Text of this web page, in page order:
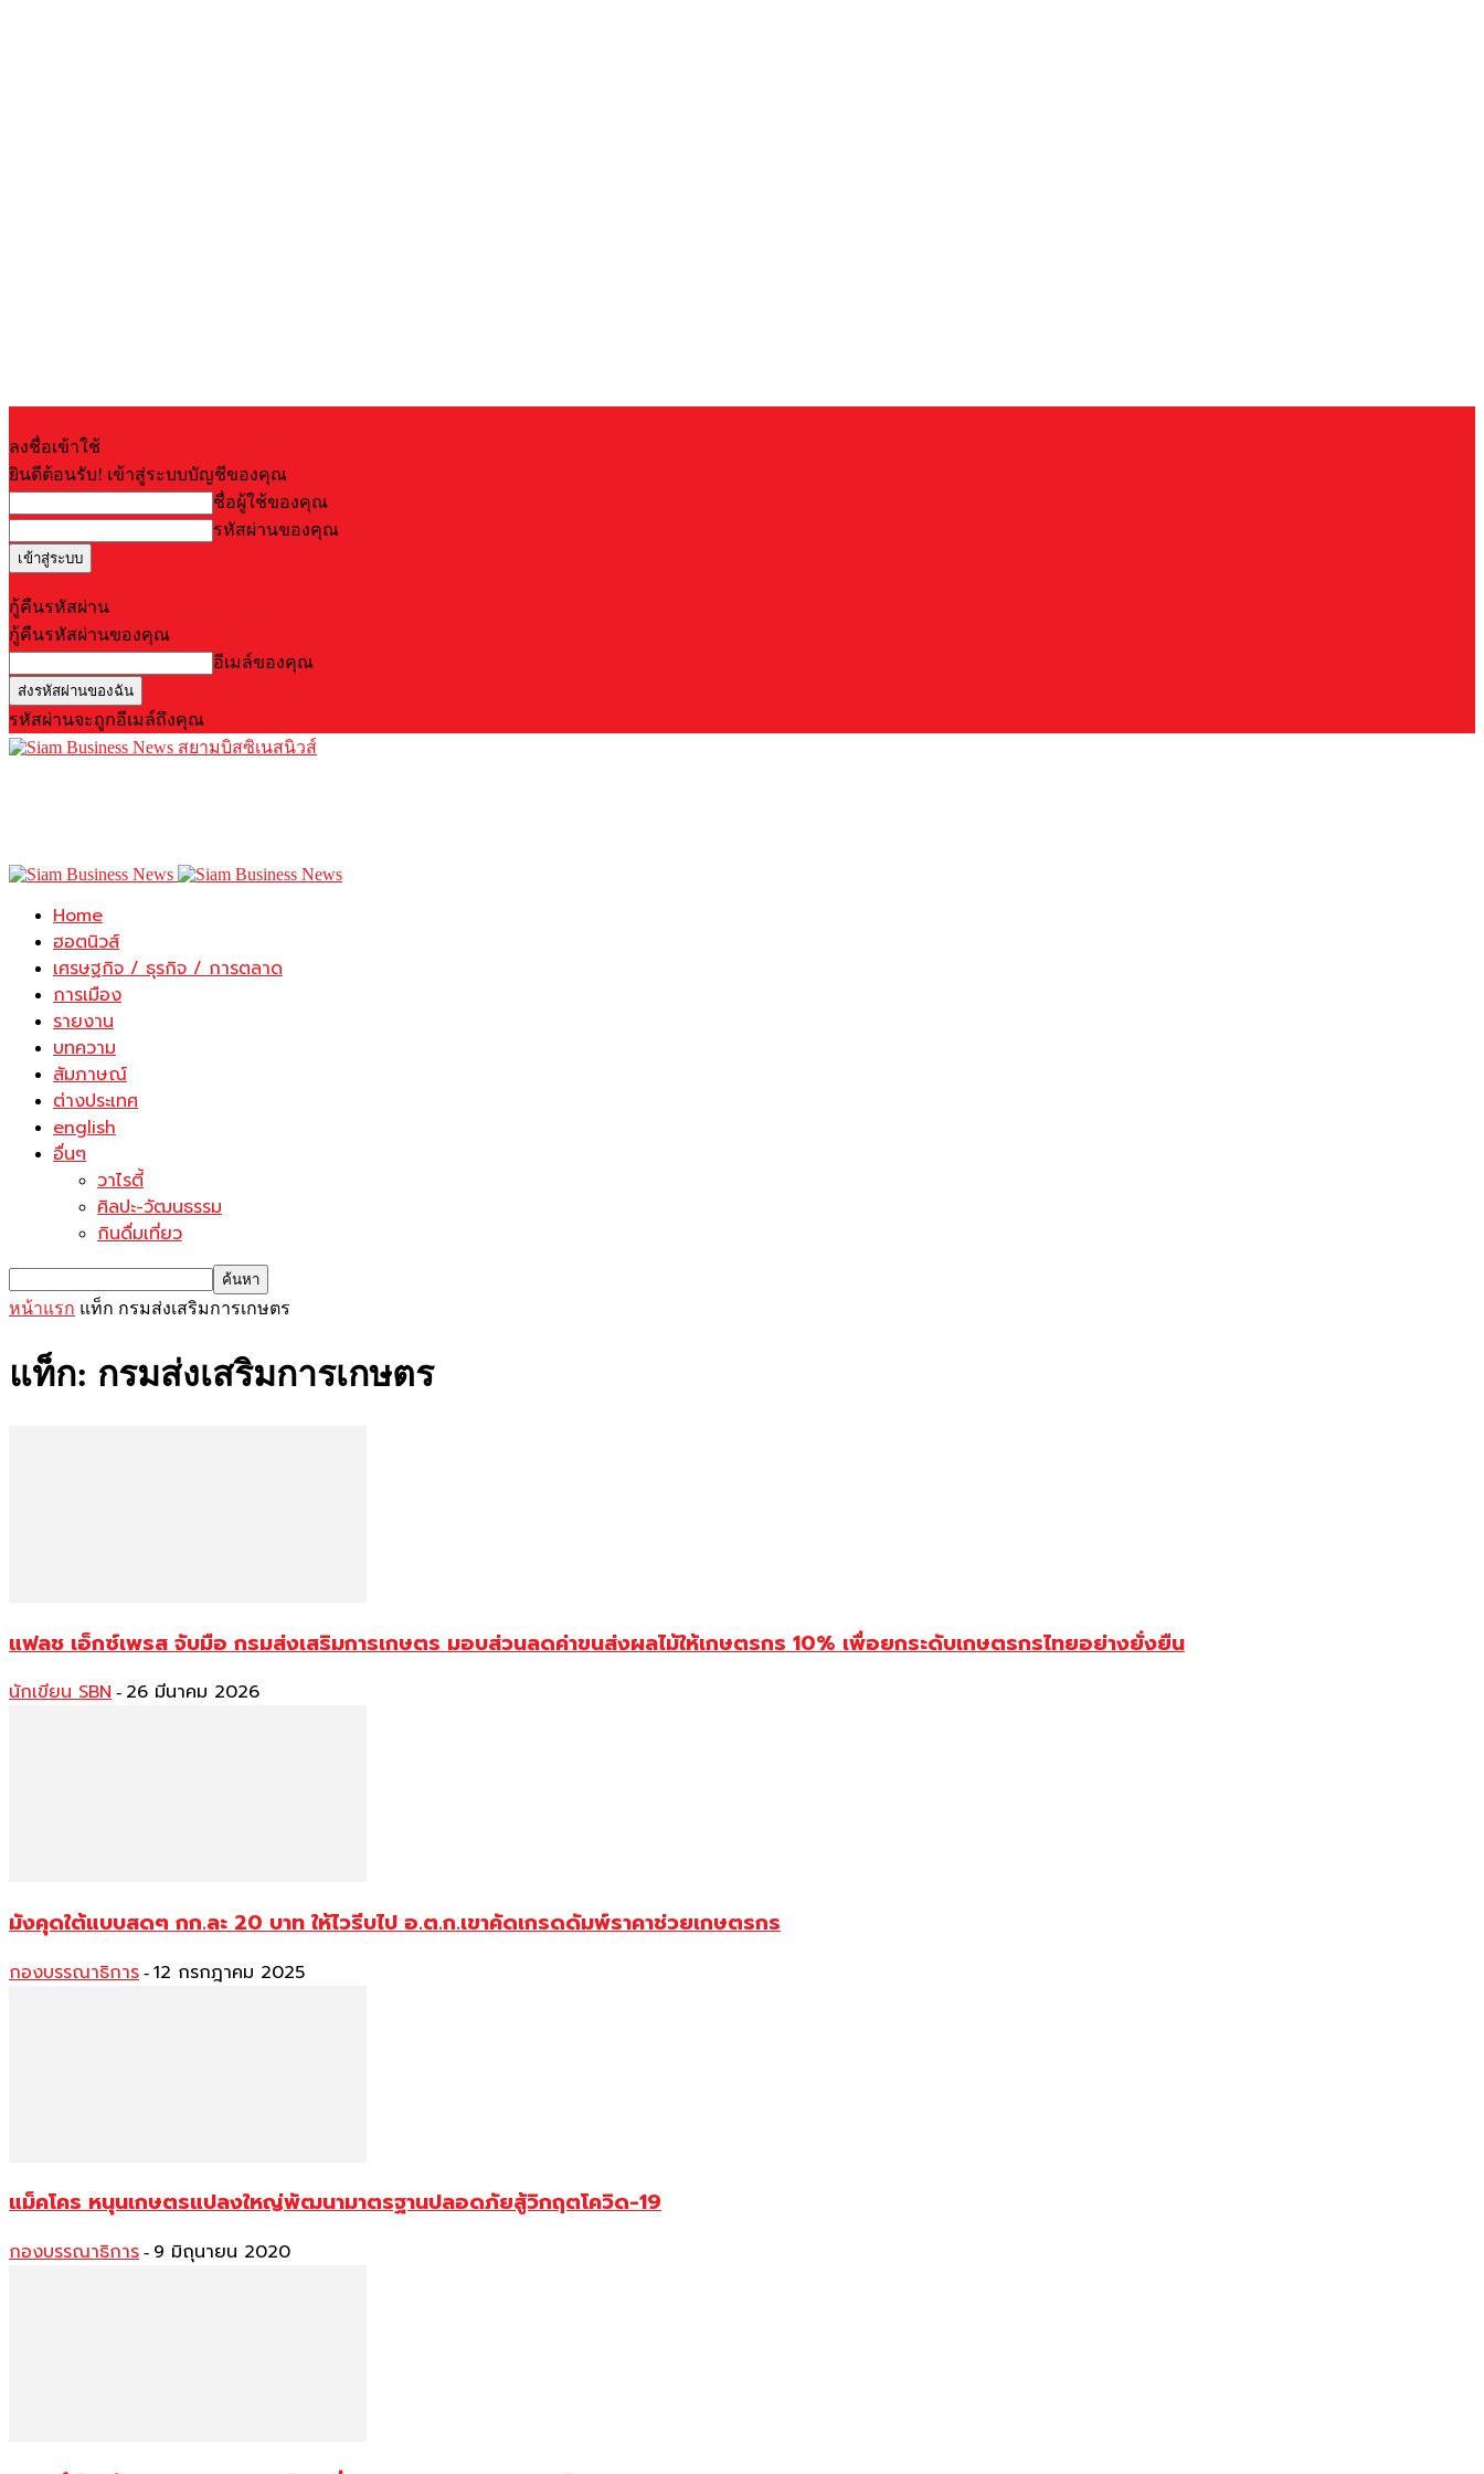
ลงชื่อเข้าใช้
ยินดีต้อนรับ! เข้าสู่ระบบบัญชีของคุณ
ชื่อผู้ใช้ของคุณ
รหัสผ่านของคุณ
กู้คืนรหัสผ่าน
กู้คืนรหัสผ่านของคุณ
อีเมล์ของคุณ
รหัสผ่านจะถูกอีเมล์ถึงคุณ
สยามบิสซิเนสนิวส์
Home
ฮอตนิวส์
เศรษฐกิจ / ธุรกิจ / การตลาด
การเมือง
รายงาน
บทความ
สัมภาษณ์
ต่างประเทศ
english
อื่นๆ
วาไรตี้
ศิลปะ-วัฒนธรรม
กินดื่มเที่ยว
หน้าแรก แท็ก กรมส่งเสริมการเกษตร
แท็ก: กรมส่งเสริมการเกษตร
แฟลช เอ็กซ์เพรส จับมือ กรมส่งเสริมการเกษตร มอบส่วนลดค่าขนส่งผลไม้ให้เกษตรกร 10% เพื่อยกระดับเกษตรกรไทยอย่างยั่งยืน
นักเขียน SBN - 26 มีนาคม 2026
มังคุดใต้แบบสดๆ กก.ละ 20 บาท ให้ไวรีบไป อ.ต.ก.เขาคัดเกรดดัมพ์ราคาช่วยเกษตรกร
กองบรรณาธิการ - 12 กรกฎาคม 2025
แม็คโคร หนุนเกษตรแปลงใหญ่พัฒนามาตรฐานปลอดภัยสู้วิกฤตโควิด-19
กองบรรณาธิการ - 9 มิถุนายน 2020